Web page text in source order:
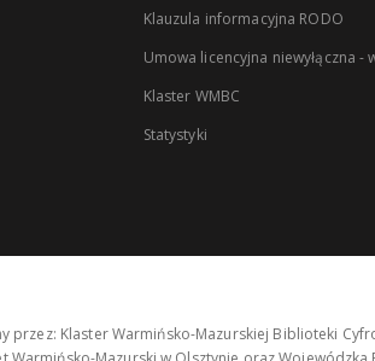
Klauzula informacyjna RODO
Umowa licencyjna niewyłączna -
Klaster WMBC
Statystyki
przez: Klaster Warmińsko-Mazurskiej Biblioteki